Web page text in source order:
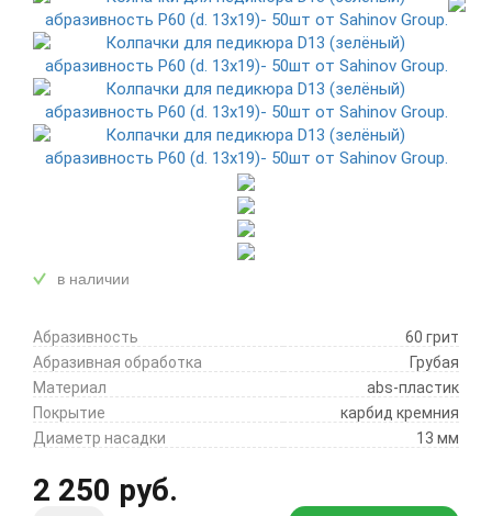
в наличии
Абразивность
60 грит
Абразивная обработка
Грубая
Материал
abs-пластик
Покрытие
карбид кремния
Диаметр насадки
13 мм
2 250 руб.